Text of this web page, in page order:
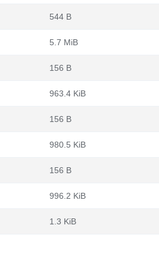
544 B
5.7 MiB
156 B
963.4 KiB
156 B
980.5 KiB
156 B
996.2 KiB
1.3 KiB